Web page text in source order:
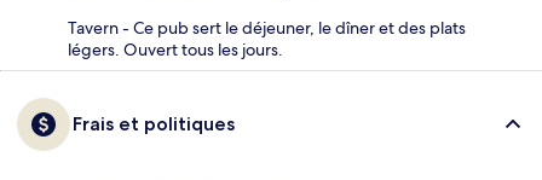
Tavern - Ce pub sert le déjeuner, le dîner et des plats
légers. Ouvert tous les jours.
Frais et politiques